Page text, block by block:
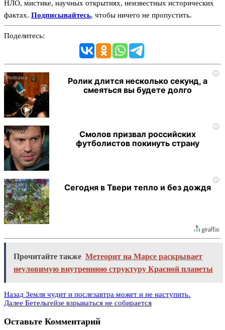
НЛО, мистике, научных открытиях, неизвестных исторических
фактах. Подписывайтесь, чтобы ничего не пропустить.
Поделитесь:
i
Ролик длится несколько секунд, а
смеяться вы будете долго
i
Смолов призвал российских
футболистов покинуть страну
i
Сегодня в Твери тепло и без дождя
Прочитайте также Метеорит на Марсе раскрывает
неуловимую внутреннюю структуру Красной планеты
Назад Земля чудит и послезавтра может и не наступить.
Далее Бетельгейзе взрываться не собирается
Оставьте Комментарий